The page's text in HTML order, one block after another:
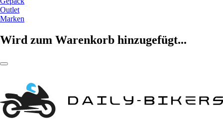
Outlet
Marken
Wird zum Warenkorb hinzugefügt...